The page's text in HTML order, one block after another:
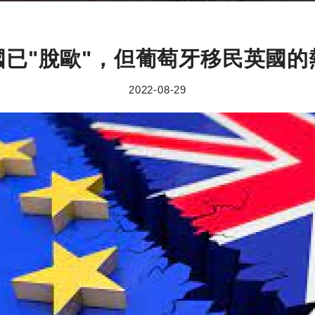
已"脫歐"，但葡萄牙移民英國的
2022-08-29